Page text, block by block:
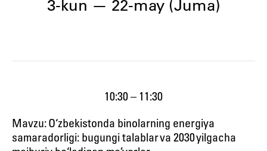
3-kun — 22-may (Juma)
10:30 – 11:30
Mavzu: O‘zbekistonda binolarning energiya
samaradorligi: bugungi talablar va 2030 yilgacha